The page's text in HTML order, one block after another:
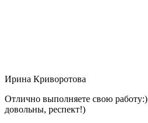
Ирина Криворотова
Отлично выполняете свою работу:)
довольны, респект!)